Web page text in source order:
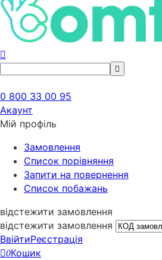
0 800 33 00 95
Акаунт
Мій профіль
Замовлення
Cписок порівняння
Запити на повернення
Список побажань
відстежити замовлення
відстежити замовлення
ВвійтиРеєстрація
0Кошик